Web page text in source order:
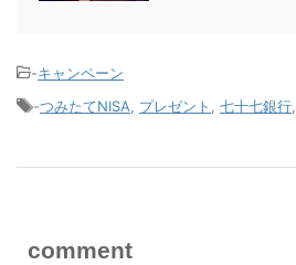
-キャンペーン
-つみたてNISA, プレゼント , 七十七銀行,
comment